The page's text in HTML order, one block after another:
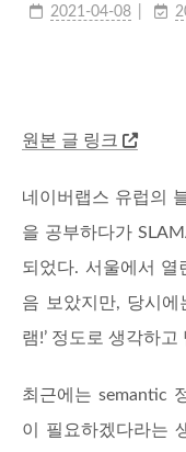
2021-04-08
원본 글 링크
네이버랩스 유럽의
을 공부하다가
되었다. 서울에서 열
음 보았지만, 당시에
램!’ 정도로 생각하고
최근에는 semantic
이 필요하겠다라는